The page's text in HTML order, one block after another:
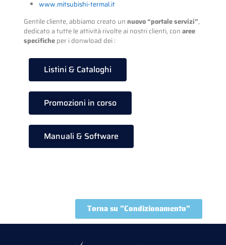
www.mitsubishi-termal.it
Gentile cliente, abbiamo creato unnuovo “portale servizi”,
dedicato a tutte le attività rivolte ai nostri clienti, conaree
specificheper i donwload dei :
Listini & Cataloghi
Promozioni in corso
Manuali & Software
Torna su "Condizionamento"